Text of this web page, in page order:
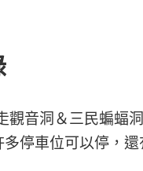
音洞＆三民蝙蝠
停車位可以停，還